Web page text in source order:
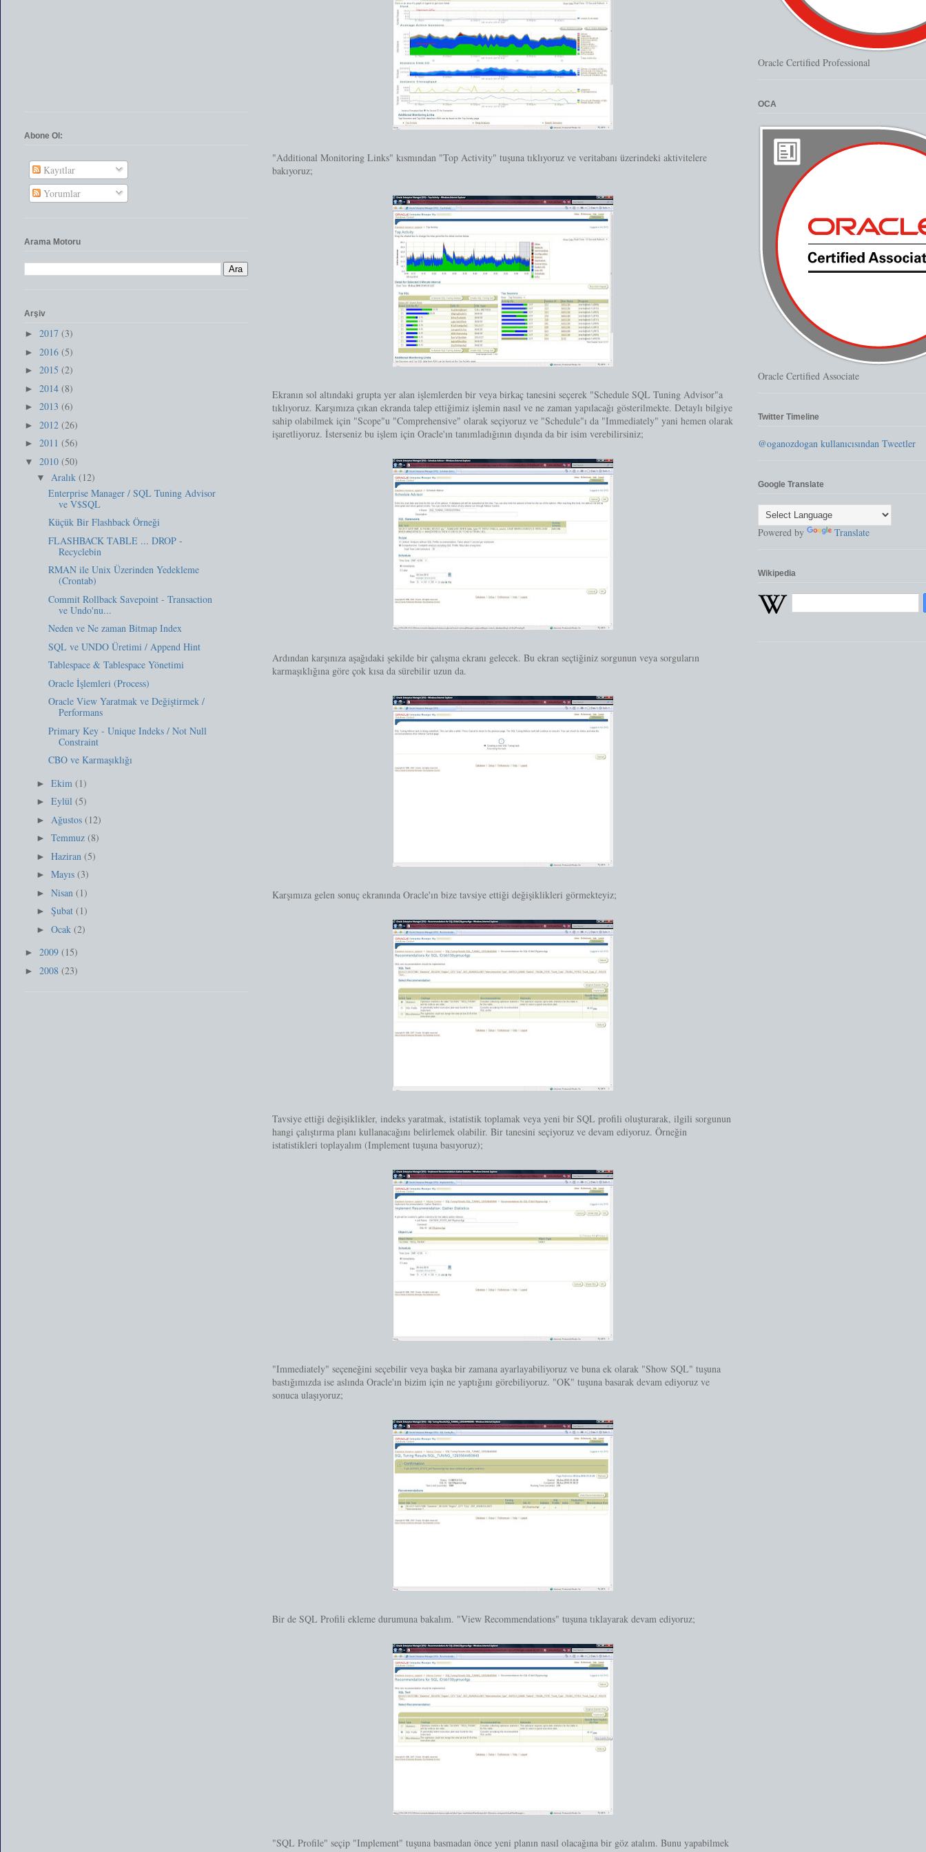
"Additional Monitoring Links" kısmından "Top Activity" tuşuna tıklıyoruz ve veritabanı üzerindeki aktivitelere
bakıyoruz;
Ekranın sol altındaki grupta yer alan işlemlerden bir veya birkaç tanesini seçerek "Schedule SQL Tuning Advisor"a
tıklıyoruz. Karşımıza çıkan ekranda talep ettiğimiz işlemin nasıl ve ne zaman yapılacağı gösterilmekte. Detaylı bilgiye
sahip olabilmek için "Scope"u "Comprehensive" olarak seçiyoruz ve "Schedule"ı da "Immediately" yani hemen olarak
işaretliyoruz. İsterseniz bu işlem için Oracle'ın tanımladığının dışında da bir isim verebilirsiniz;
Ardından karşınıza aşağıdaki şekilde bir çalışma ekranı gelecek. Bu ekran seçtiğiniz sorgunun veya sorguların
karmaşıklığına göre çok kısa da sürebilir uzun da.
Karşımıza gelen sonuç ekranında Oracle'ın bize tavsiye ettiği değişiklikleri görmekteyiz;
Tavsiye ettiği değişiklikler, indeks yaratmak, istatistik toplamak veya yeni bir SQL profili oluşturarak, ilgili sorgunun
hangi çalıştırma planı kullanacağını belirlemek olabilir. Bir tanesini seçiyoruz ve devam ediyoruz. Örneğin
istatistikleri toplayalım (Implement tuşuna basıyoruz);
"Immediately" seçeneğini seçebilir veya başka bir zamana ayarlayabiliyoruz ve buna ek olarak "Show SQL" tuşuna
bastığımızda ise aslında Oracle'ın bizim için ne yaptığını görebiliyoruz. "OK" tuşuna basarak devam ediyoruz ve
sonuca ulaşıyoruz;
Bir de SQL Profili ekleme durumuna bakalım. "View Recommendations" tuşuna tıklayarak devam ediyoruz;
"SQL Profile" seçip "Implement" tuşuna basmadan önce yeni planın nasıl olacağına bir göz atalım. Bunu yapabilmek
Abone Ol:
Kayıtlar
Yorumlar
Arama Motoru
Arşiv
► 2017 (3)
► 2016 (5)
► 2015 (2)
► 2014 (8)
► 2013 (6)
► 2012 (26)
► 2011 (56)
▼ 2010 (50)
▼ Aralık (12)
Enterprise Manager / SQL Tuning Advisor
ve V$SQL
Küçük Bir Flashback Örneği
FLASHBACK TABLE ... DROP -
Recyclebin
RMAN ile Unix Üzerinden Yedekleme
(Crontab)
Commit Rollback Savepoint - Transaction
ve Undo'nu...
Neden ve Ne zaman Bitmap Index
SQL ve UNDO Üretimi / Append Hint
Tablespace & Tablespace Yönetimi
Oracle İşlemleri (Process)
Oracle View Yaratmak ve Değiştirmek /
Performans
Primary Key - Unique Indeks / Not Null
Constraint
CBO ve Karmaşıklığı
► Ekim (1)
► Eylül (5)
► Ağustos (12)
► Temmuz (8)
► Haziran (5)
► Mayıs (3)
► Nisan (1)
► Şubat (1)
► Ocak (2)
► 2009 (15)
► 2008 (23)
Oracle Certified Professional
OCA
Oracle Certified Associate
Twitter Timeline
@oganozdogan kullanıcısından Tweetler
Google Translate
Powered by Translate
Wikipedia